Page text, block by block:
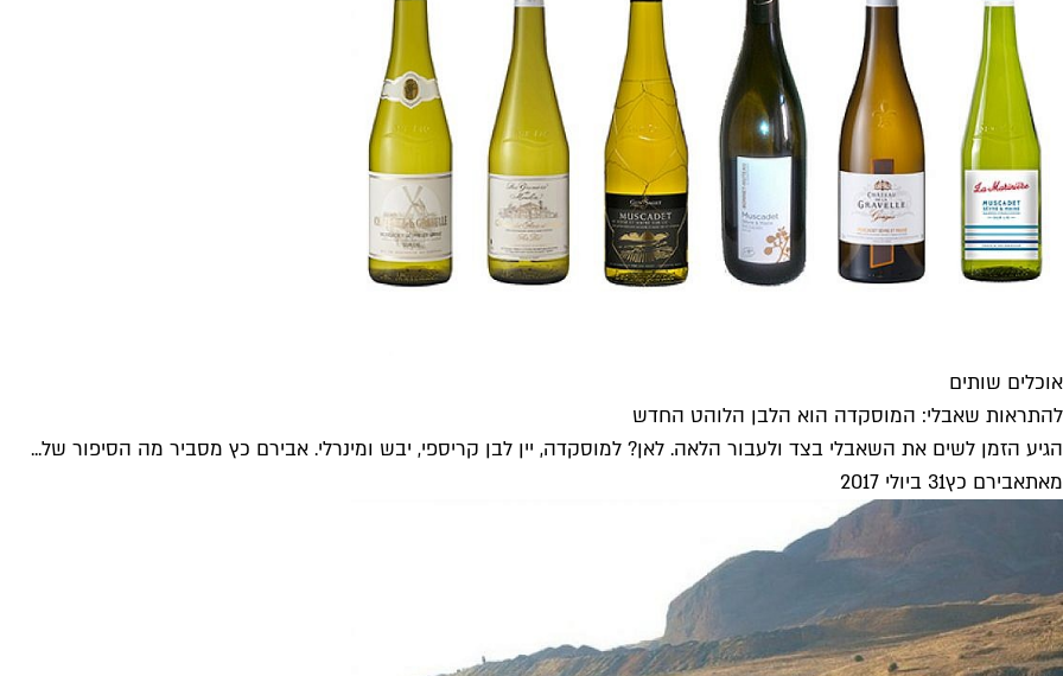
אוכלים שותים
להתראות שאבלי: המוסקדה הוא הלבן הלוהט החדש
הגיע הזמן לשים את השאבלי בצד ולעבור הלאה. לאן? למוסקדה, יין לבן קריספי, יבש ומינרלי. אבירם כץ מסביר מה הסיפור של...
מאתאבירם כץ31 ביולי 2017